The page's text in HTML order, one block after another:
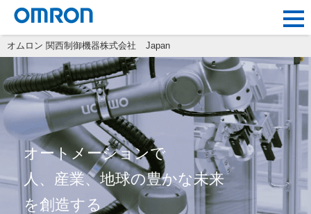
オムロン 関西制御機器株式会社 Japan
オートメーションで
人、産業、地球の豊かな未来
を創造する